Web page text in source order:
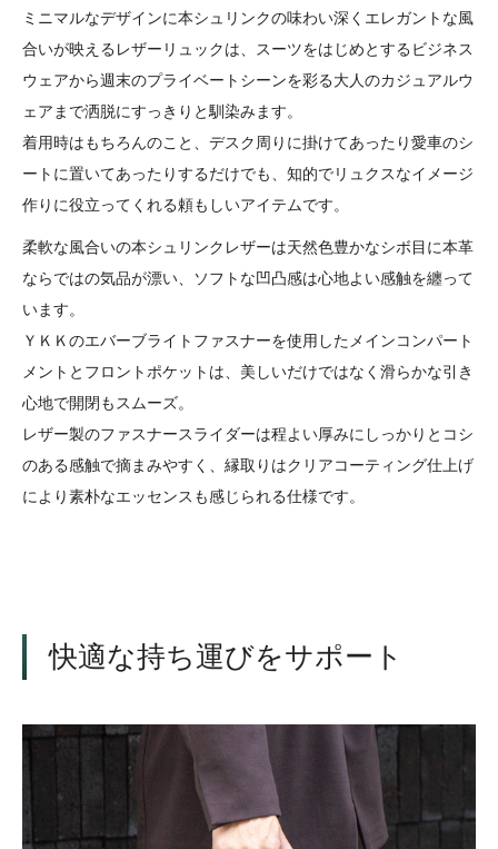
ミニマルなデザインに本シュリンクの味わい深くエレガントな風
合いが映えるレザーリュックは、スーツをはじめとするビジネス
ウェアから週末のプライベートシーンを彩る大人のカジュアルウ
ェアまで洒脱にすっきりと馴染みます。
着用時はもちろんのこと、デスク周りに掛けてあったり愛車のシ
ートに置いてあったりするだけでも、知的でリュクスなイメージ
作りに役立ってくれる頼もしいアイテムです。
柔軟な風合いの本シュリンクレザーは天然色豊かなシボ目に本革
ならではの気品が漂い、ソフトな凹凸感は心地よい感触を纏って
います。
ＹＫＫのエバーブライトファスナーを使用したメインコンパート
メントとフロントポケットは、美しいだけではなく滑らかな引き
心地で開閉もスムーズ。
レザー製のファスナースライダーは程よい厚みにしっかりとコシ
のある感触で摘まみやすく、縁取りはクリアコーティング仕上げ
により素朴なエッセンスも感じられる仕様です。
快適な持ち運びをサポート